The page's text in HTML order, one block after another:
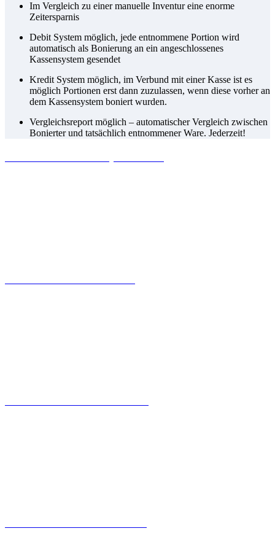
Im Vergleich zu einer manuelle Inventur eine enorme
Zeitersparnis
Debit System möglich, jede entnommene Portion wird
automatisch als Bonierung an ein angeschlossenes
Kassensystem gesendet
Kredit System möglich, im Verbund mit einer Kasse ist es
möglich Portionen erst dann zuzulassen, wenn diese vorher an
dem Kassensystem boniert wurden.
Vergleichsreport möglich – automatischer Vergleich zwischen
Bonierter und tatsächlich entnommener Ware. Jederzeit!